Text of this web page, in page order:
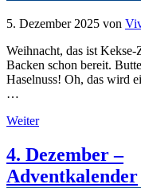
5. Dezember 2025 von
Weihnacht, das ist
Backen schon bereit.
Haselnuss! Oh, das wird
…
Weiter
4. Dezember –
Adventkalender